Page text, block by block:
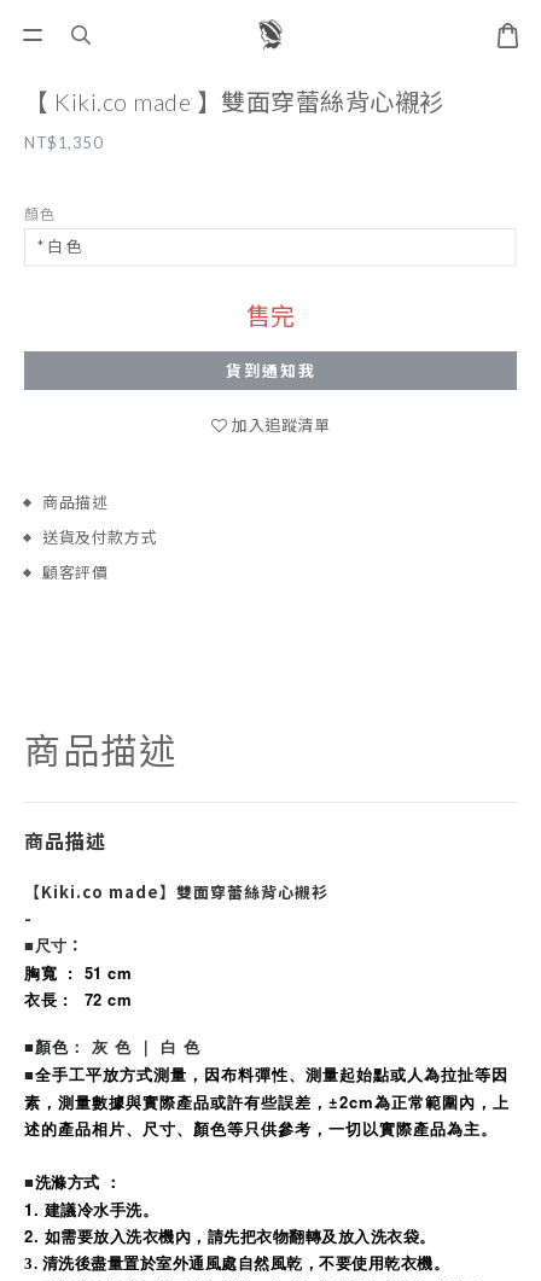
【 Kiki.co made 】雙面穿蕾絲背心襯衫
NT$1,350
顏色
售完
貨到通知我
加入追蹤清單
商品描述
送貨及付款方式
顧客評價
商品描述
商品描述
【Kiki.co made】雙面穿蕾絲背心襯衫
-
■尺寸 ：
胸寬
: 51 cm
衣長 : 72 cm
■顏色： 灰 色 ｜ 白 色
■全手工平放方式測量，因布料彈性、測量起始點或人為拉扯等因
素，測量數據與實際產品或許有些誤差， ±2cm為正常範圍內， 上
述的產品相片、尺寸、顏色等只供參考，一切以實際產品為主。
■洗滌方式 ：
1. 建議冷水手洗。
2. 如需要放入洗衣機內，請先把衣物翻轉及放入洗衣袋。
3. 清洗後盡量置於室外通風處自然風乾，不要使用乾衣機。